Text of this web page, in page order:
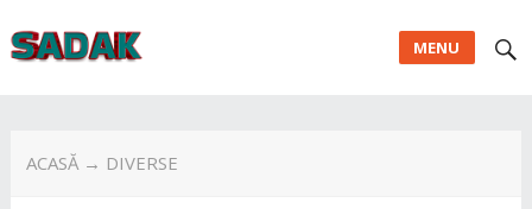
MENU
ACASĂ→ DIVERSE